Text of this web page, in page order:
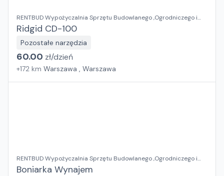
RENTBUD Wypożyczalnia Sprzętu Budowlanego ,Ogrodniczego i
Elektronarzędzi
Ridgid CD-100
Pozostałe narzędzia
60.00 zł/dzień
+172 km Warszawa , Warszawa
RENTBUD Wypożyczalnia Sprzętu Budowlanego ,Ogrodniczego i
Elektronarzędzi
Boniarka Wynajem